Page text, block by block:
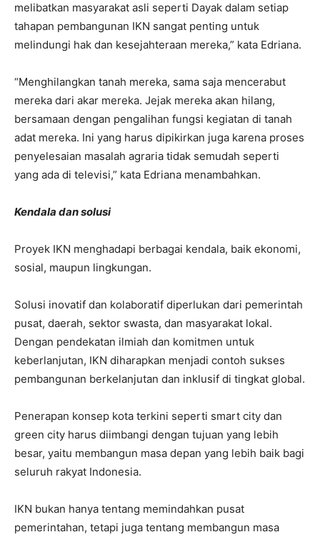
melibatkan masyarakat asli seperti Dayak dalam setiap
tahapan pembangunan IKN sangat penting untuk
melindungi hak dan kesejahteraan mereka,” kata Edriana.
“Menghilangkan tanah mereka, sama saja mencerabut
mereka dari akar mereka. Jejak mereka akan hilang,
bersamaan dengan pengalihan fungsi kegiatan di tanah
adat mereka. Ini yang harus dipikirkan juga karena proses
penyelesaian masalah agraria tidak semudah seperti
yang ada di televisi,” kata Edriana menambahkan.
Kendala dan solusi
Proyek IKN menghadapi berbagai kendala, baik ekonomi,
sosial, maupun lingkungan.
Solusi inovatif dan kolaboratif diperlukan dari pemerintah
pusat, daerah, sektor swasta, dan masyarakat lokal.
Dengan pendekatan ilmiah dan komitmen untuk
keberlanjutan, IKN diharapkan menjadi contoh sukses
pembangunan berkelanjutan dan inklusif di tingkat global.
Penerapan konsep kota terkini seperti smart city dan
green city harus diimbangi dengan tujuan yang lebih
besar, yaitu membangun masa depan yang lebih baik bagi
seluruh rakyat Indonesia.
IKN bukan hanya tentang memindahkan pusat
pemerintahan, tetapi juga tentang membangun masa